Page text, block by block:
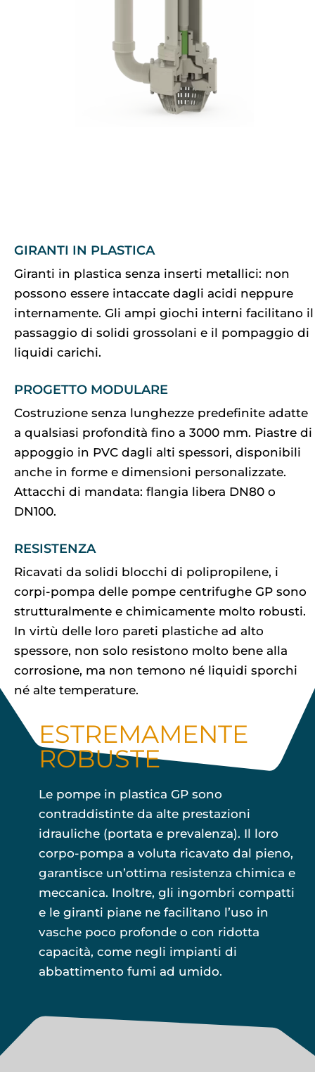
GIRANTI IN PLASTICA
Giranti in plastica senza inserti metallici: non
possono essere intaccate dagli acidi neppure
internamente. Gli ampi giochi interni facilitano il
passaggio di solidi grossolani e il pompaggio di
liquidi carichi.
PROGETTO MODULARE
Costruzione senza lunghezze predefinite adatte
a qualsiasi profondità fino a 3000 mm. Piastre di
appoggio in PVC dagli alti spessori, disponibili
anche in forme e dimensioni personalizzate.
Attacchi di mandata: flangia libera DN80 o
DN100.
RESISTENZA
Ricavati da solidi blocchi di polipropilene, i
corpi-pompa delle pompe centrifughe GP sono
strutturalmente e chimicamente molto robusti.
In virtù delle loro pareti plastiche ad alto
spessore, non solo resistono molto bene alla
corrosione, ma non temono né liquidi sporchi
né alte temperature.
ESTREMAMENTE
ROBUSTE
Le pompe in plastica GP sono
contraddistinte da alte prestazioni
idrauliche (portata e prevalenza). Il loro
corpo-pompa a voluta ricavato dal pieno,
garantisce un’ottima resistenza chimica e
meccanica. Inoltre, gli ingombri compatti
e le giranti piane ne facilitano l’uso in
vasche poco profonde o con ridotta
capacità, come negli impianti di
abbattimento fumi ad umido.